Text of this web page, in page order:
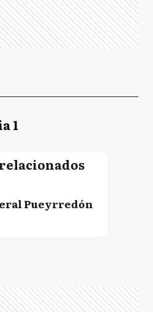
1
Pueyrredón